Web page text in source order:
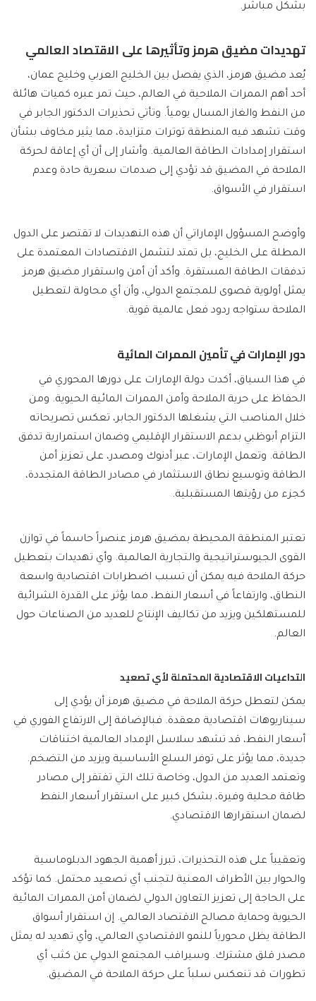
بشكل مباشر.
تهديدات مضيق هرمز وتأثيرها على الاقتصاد العالمي
يُعد مضيق هرمز، الذي يفصل بين الخليج العربي وخليج عمان،
أحد أهم الممرات الملاحية في العالم، حيث تمر عبره كميات هائلة
من النفط والغاز المسال يومياً. وتأتي تحذيرات الدكتور الجابر في
وقت تشهد فيه المنطقة توترات متزايدة، مما يثير مخاوف بشأن
استقرار إمدادات الطاقة العالمية. وأشار إلى أن أي إعاقة لحركة
الملاحة في المضيق قد تؤدي إلى صدمات سعرية حادة وعدم
استقرار في الأسواق.
وأوضح المسؤول الإماراتي أن هذه التهديدات لا تقتصر على الدول
المطلة على الخليج، بل تمتد لتشمل الاقتصادات المعتمدة على
تدفقات الطاقة المستقرة. وأكد أن أمن واستقرار مضيق هرمز
يمثل أولوية قصوى للمجتمع الدولي، وأن أي محاولة لتعطيل
الملاحة ستواجه ردود فعل عالمية قوية.
دور الإمارات في تأمين الممرات المائية
في هذا السياق، أكدت دولة الإمارات على دورها المحوري في
الحفاظ على حرية الملاحة وأمن الممرات المائية الحيوية. ومن
خلال المناصب التي يشغلها الدكتور الجابر، تعكس تصريحاته
التزام أبوظبي بدعم الاستقرار الإقليمي وضمان استمرارية تدفق
الطاقة. وتعمل الإمارات، عبر أدنوك ومصدر، على تعزيز أمن
الطاقة وتوسيع نطاق الاستثمار في مصادر الطاقة المتجددة،
كجزء من رؤيتها المستقبلية.
تعتبر المنطقة المحيطة بمضيق هرمز عنصراً حاسماً في توازن
القوى الجيوستراتيجية والتجارية العالمية. وأي تهديدات بتعطيل
حركة الملاحة فيه يمكن أن تسبب اضطرابات اقتصادية واسعة
النطاق، وارتفاعاً في أسعار النفط، مما يؤثر على القدرة الشرائية
للمستهلكين ويزيد من تكاليف الإنتاج للعديد من الصناعات حول
العالم.
التداعيات الاقتصادية المحتملة لأي تصعيد
يمكن لتعطل حركة الملاحة في مضيق هرمز أن يؤدي إلى
سيناريوهات اقتصادية معقدة. فبالإضافة إلى الارتفاع الفوري في
أسعار النفط، قد تشهد سلاسل الإمداد العالمية اختناقات
جديدة، مما يؤثر على توفر السلع الأساسية ويزيد من التضخم.
وتعتمد العديد من الدول، وخاصة تلك التي تفتقر إلى مصادر
طاقة محلية وفيرة، بشكل كبير على استقرار أسعار النفط
لضمان استقرارها الاقتصادي.
وتعقيباً على هذه التحذيرات، تبرز أهمية الجهود الدبلوماسية
والحوار بين الأطراف المعنية لتجنب أي تصعيد محتمل. كما تؤكد
على الحاجة إلى تعزيز التعاون الدولي لضمان أمن الممرات المائية
الحيوية وحماية مصالح الاقتصاد العالمي. إن استقرار أسواق
الطاقة يظل محورياً للنمو الاقتصادي العالمي، وأي تهديد له يمثل
مصدر قلق مشترك. وسيراقب المجتمع الدولي عن كثب أي
تطورات قد تنعكس سلباً على حركة الملاحة في المضيق.